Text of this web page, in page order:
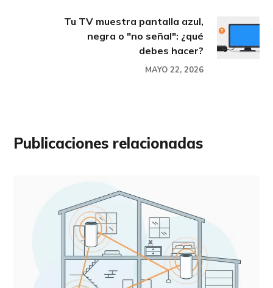
Tu TV muestra pantalla azul,
negra o "no señal": ¿qué
debes hacer?
MAYO 22, 2026
Publicaciones relacionadas